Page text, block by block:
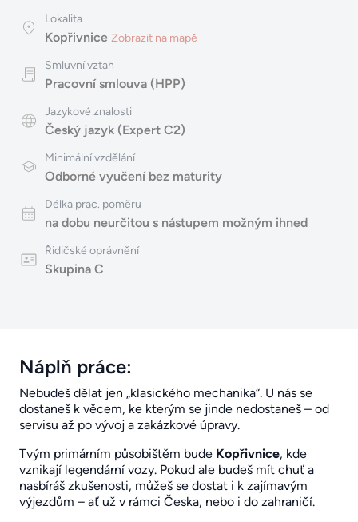
Lokalita
Kopřivnice Zobrazit na mapě
Smluvní vztah
Pracovní smlouva (HPP)
Jazykové znalosti
Český jazyk (Expert C2)
Minimální vzdělání
Odborné vyučení bez maturity
Délka prac. poměru
na dobu neurčitou s nástupem možným ihned
Řidičské oprávnění
Skupina C
Náplň práce:
Nebudeš dělat jen „klasického mechanika“. U nás se
dostaneš k věcem, ke kterým se jinde nedostaneš – od
servisu až po vývoj a zakázkové úpravy.
Tvým primárním působištěm bude Kopřivnice, kde
vznikají legendární vozy. Pokud ale budeš mít chuť a
nasbíráš zkušenosti, můžeš se dostat i k zajímavým
výjezdům – ať už v rámci Česka, nebo i do zahraničí.